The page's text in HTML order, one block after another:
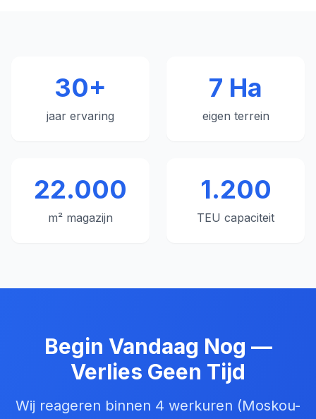
30+
jaar ervaring
7 Ha
eigen terrein
22.000
m² magazijn
1.200
TEU capaciteit
Begin Vandaag Nog —
Verlies Geen Tijd
Wij reageren binnen 4 werkuren (Moskou-